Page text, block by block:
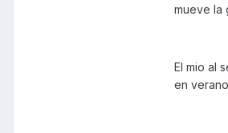
mueve la
El mio al
en